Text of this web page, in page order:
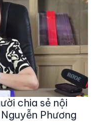
chia sẻ nội
Phương